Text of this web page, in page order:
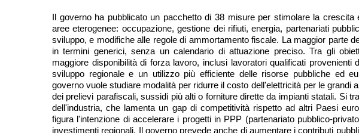
Il governo ha pubblicato un pacchetto di 38 misure per stimolare la
aree eterogenee: occupazione, gestione dei rifiuti, energia, partenariati
sviluppo, e modifiche alle regole di ammortamento fiscale. La maggior parte
in termini generici, senza un calendario di attuazione preciso. Tra gli
maggiore disponibilità di forza lavoro, inclusi lavoratori qualificati provenienti
sviluppo regionale e un utilizzo più efficiente delle risorse pubbliche ed
governo vuole studiare modalità per ridurre il costo dell'elettricità per le grandi
dei prelievi parafiscali, sussidi più alti o forniture dirette da impianti statali. Si
dell'industria, che lamenta un gap di competitività rispetto ad altri Paesi
figura l'intenzione di accelerare i progetti in PPP (partenariato pubblico-
investimenti regionali. Il governo prevede anche di aumentare i contributi